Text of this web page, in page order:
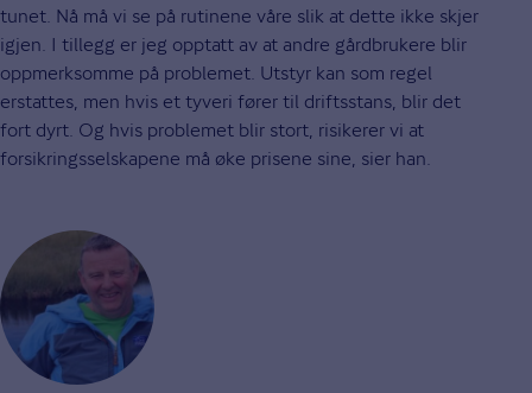
tunet. Nå må vi se på rutinene våre slik at dette ikke skjer
igjen. I tillegg er jeg opptatt av at andre gårdbrukere blir
oppmerksomme på problemet. Utstyr kan som regel
erstattes, men hvis et tyveri fører til driftsstans, blir det
fort dyrt. Og hvis problemet blir stort, risikerer vi at
forsikringsselskapene må øke prisene sine, sier han.